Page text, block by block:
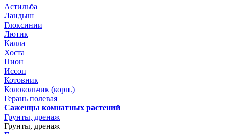
Астильба
Ландыш
Глоксинии
Лютик
Калла
Хоста
Пион
Иссоп
Котовник
Колокольчик (корн.)
Герань полевая
Саженцы комнатных растений
Грунты, дренаж
Грунты, дренаж